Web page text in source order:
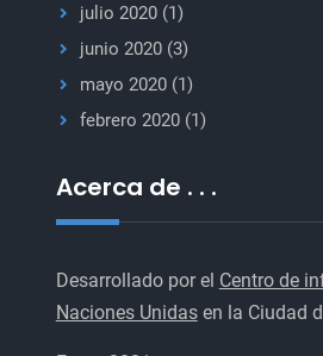
julio 2020(1)
junio 2020(3)
mayo 2020(1)
febrero 2020(1)
Acerca de . . .
Desarrollado por el Centro de
Naciones Unidasen la Ciudad